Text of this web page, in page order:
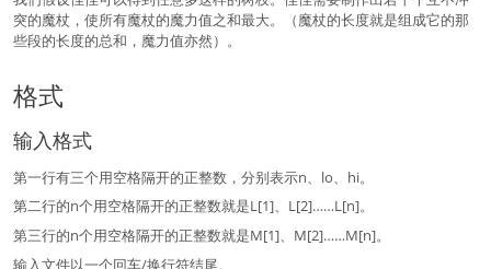
突的魔杖，使所有魔杖的魔力值之和最大。（魔杖的长度就是组成它的那
些段的长度的总和，魔力值亦然）。
格式
输入格式
第一行有三个用空格隔开的正整数，分别表示n、lo、hi。
第二行的n个用空格隔开的正整数就是L[1]、L[2]……L[n]。
第三行的n个用空格隔开的正整数就是M[1]、M[2]……M[n]。
输入文件以一个回车/换行符结尾。